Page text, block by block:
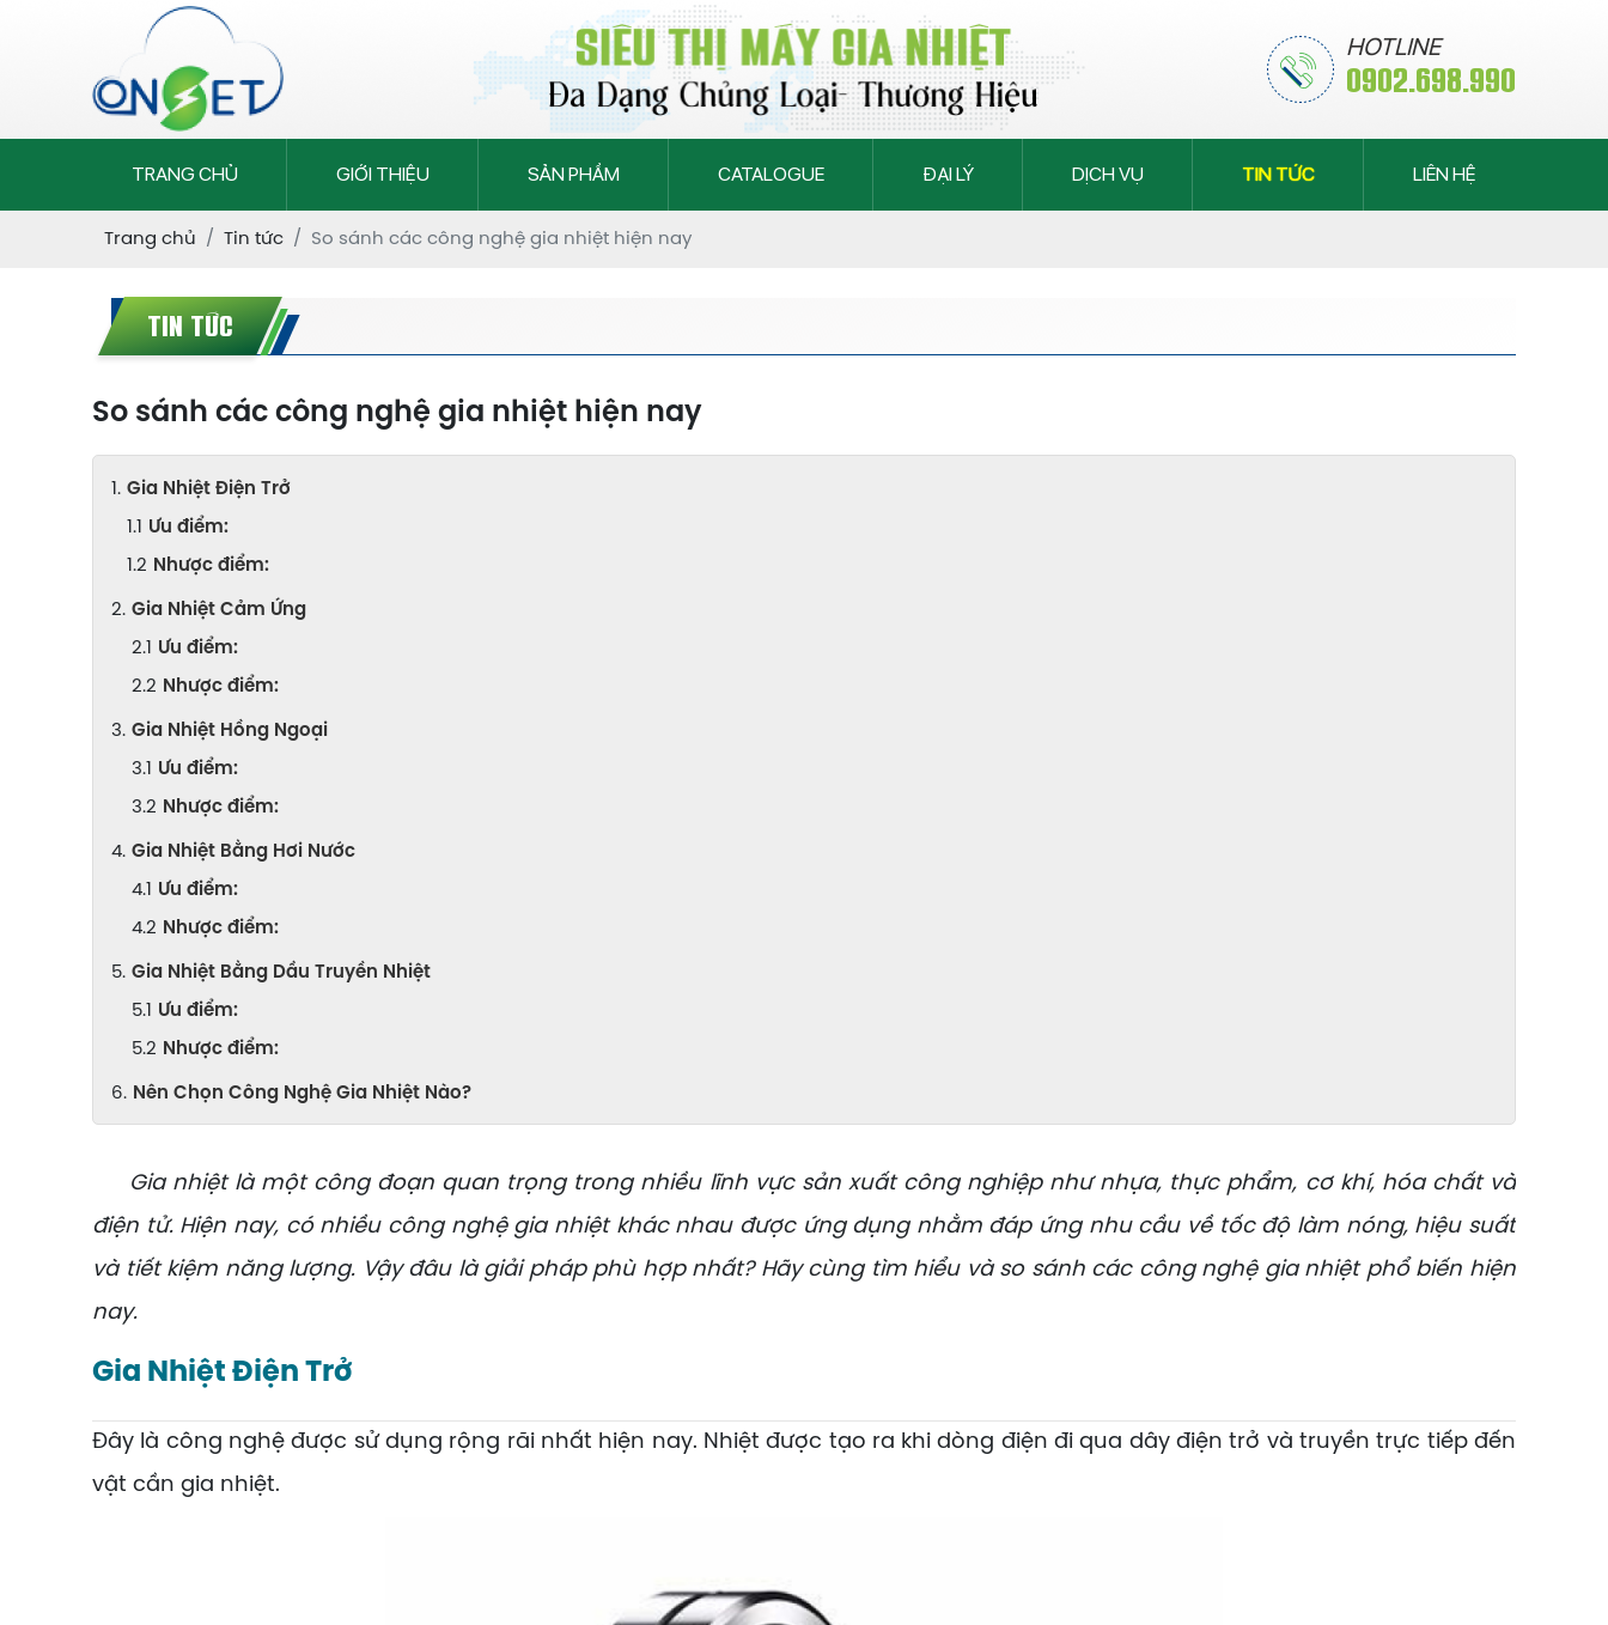
HOTLINE
0902.698.990
TRANG CHỦ GIỚI THIỆU SẢN PHẨM CATALOGUE ĐẠI LÝ DỊCH VỤ TIN TỨC LIÊN HỆ
Trang chủ Tin tức So sánh các công nghệ gia nhiệt hiện nay
TIN TỨC
So sánh các công nghệ gia nhiệt hiện nay
Gia Nhiệt Điện Trở
Ưu điểm:
Nhược điểm:
Gia Nhiệt Cảm Ứng
Ưu điểm:
Nhược điểm:
Gia Nhiệt Hồng Ngoại
Ưu điểm:
Nhược điểm:
Gia Nhiệt Bằng Hơi Nước
Ưu điểm:
Nhược điểm:
Gia Nhiệt Bằng Dầu Truyền Nhiệt
Ưu điểm:
Nhược điểm:
Nên Chọn Công Nghệ Gia Nhiệt Nào?
Gia nhiệt là một công đoạn quan trọng trong nhiều lĩnh vực sản xuất công nghiệp như nhựa, thực phẩm, cơ khí, hóa chất và
điện tử. Hiện nay, có nhiều công nghệ gia nhiệt khác nhau được ứng dụng nhằm đáp ứng nhu cầu về tốc độ làm nóng, hiệu suất
và tiết kiệm năng lượng. Vậy đâu là giải pháp phù hợp nhất? Hãy cùng tìm hiểu và so sánh các công nghệ gia nhiệt phổ biến hiện
nay.
Gia Nhiệt Điện Trở
Đây là công nghệ được sử dụng rộng rãi nhất hiện nay. Nhiệt được tạo ra khi dòng điện đi qua dây điện trở và truyền trực tiếp đến
vật cần gia nhiệt.